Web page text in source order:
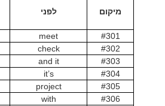
מיקום לפני
#301
meet
#302
check
#303
and it
#304
it’s
#305
project
#306
with